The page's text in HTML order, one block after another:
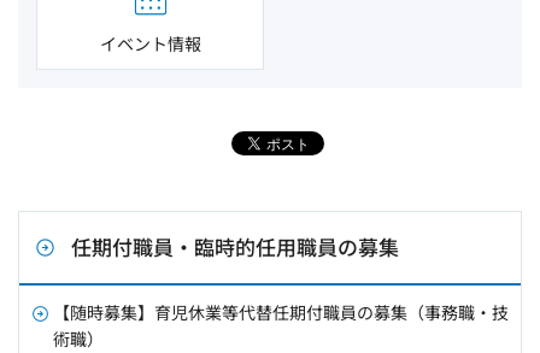
イベント情報
任期付職員・臨時的任用職員の募集
【随時募集】育児休業等代替任期付職員の募集（事務職・技
術職）